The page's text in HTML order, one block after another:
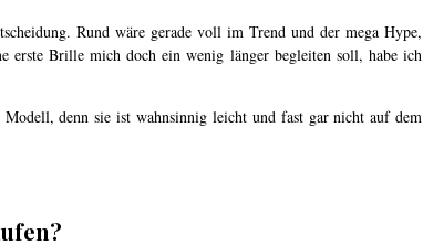
Rund wäre gerade voll im Trend und der mega Hype,
erste Brille mich doch ein wenig länger begleiten soll, habe ich
denn sie ist wahnsinnig leicht und fast gar nicht auf dem